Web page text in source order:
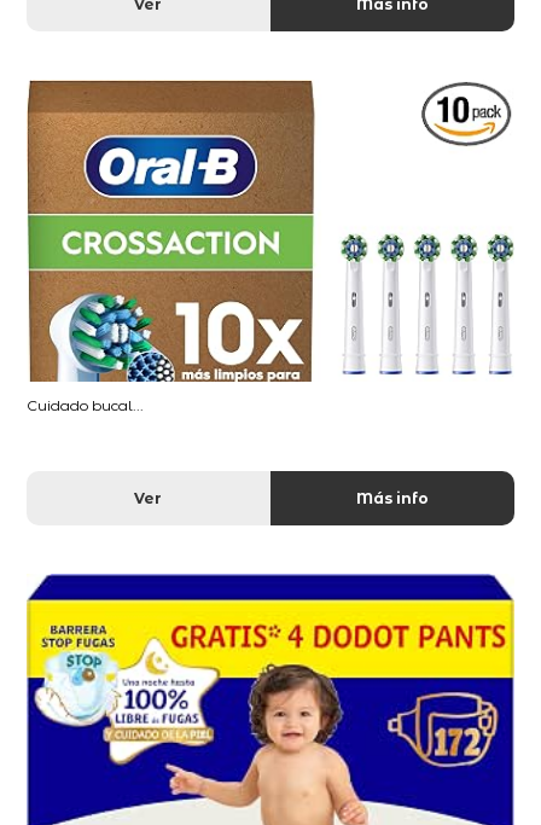
Ver Más info
Cuidado bucal...
Ver Más info